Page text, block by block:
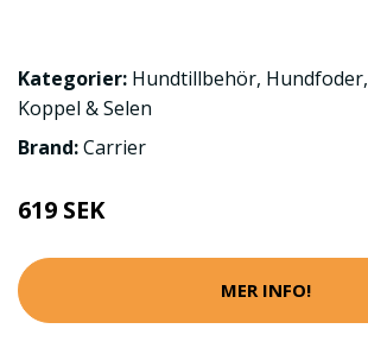
Kategorier: Hundtillbehör, Hundfoder,
Koppel & Selen
Brand:Carrier
619 SEK
MER INFO!